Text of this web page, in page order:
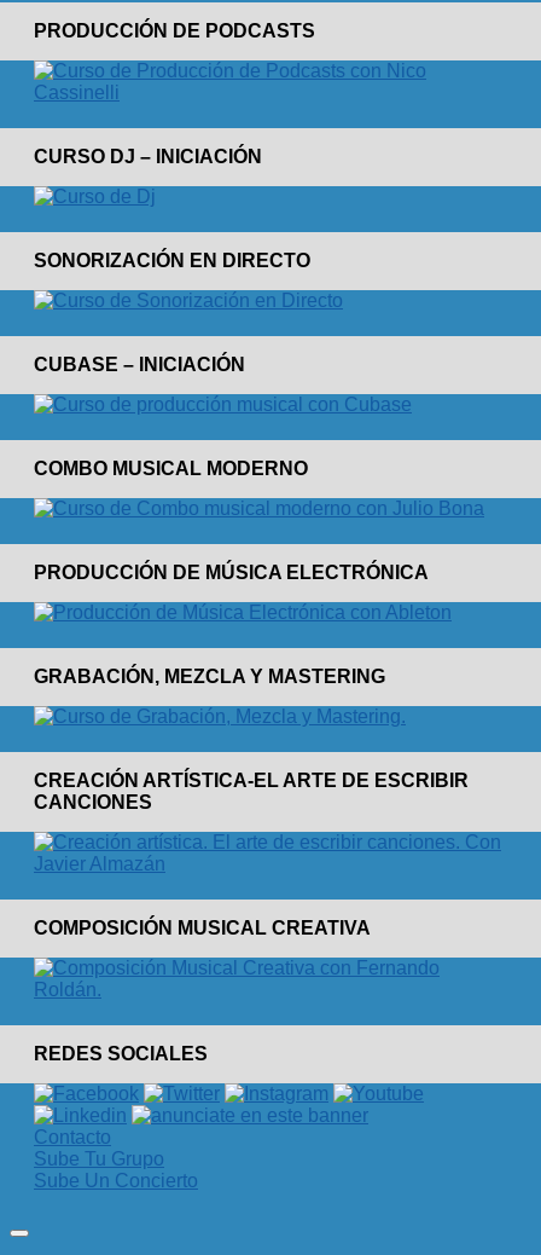
PRODUCCIÓN DE PODCASTS
CURSO DJ – INICIACIÓN
SONORIZACIÓN EN DIRECTO
CUBASE – INICIACIÓN
COMBO MUSICAL MODERNO
PRODUCCIÓN DE MÚSICA ELECTRÓNICA
GRABACIÓN, MEZCLA Y MASTERING
CREACIÓN ARTÍSTICA-EL ARTE DE ESCRIBIR
CANCIONES
COMPOSICIÓN MUSICAL CREATIVA
REDES SOCIALES
Contacto
Sube Tu Grupo
Sube Un Concierto